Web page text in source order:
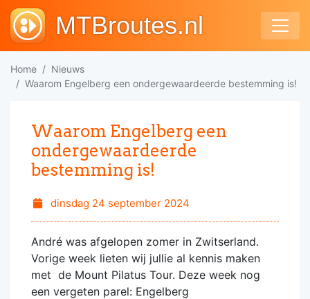
MTBroutes.nl
Home
Nieuws
Waarom Engelberg een ondergewaardeerde bestemming is!
Waarom Engelberg een
ondergewaardeerde
bestemming is!
dinsdag 24 september 2024
André was afgelopen zomer in Zwitserland.
Vorige week lieten wij jullie al kennis maken
met de Mount Pilatus Tour. Deze week nog
een vergeten parel: Engelberg